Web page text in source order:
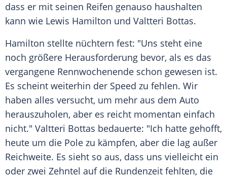
dass er mit seinen Reifen genauso haushalten
kann wie Lewis Hamilton und Valtteri Bottas.
Hamilton stellte nüchtern fest: "Uns steht eine
noch größere Herausforderung bevor, als es das
vergangene Rennwochenende schon gewesen ist.
Es scheint weiterhin der Speed zu fehlen. Wir
haben alles versucht, um mehr aus dem Auto
herauszuholen, aber es reicht momentan einfach
nicht." Valtteri Bottas bedauerte: "Ich hatte gehofft,
heute um die Pole zu kämpfen, aber die lag außer
Reichweite. Es sieht so aus, dass uns vielleicht ein
oder zwei Zehntel auf die Rundenzeit fehlten, die